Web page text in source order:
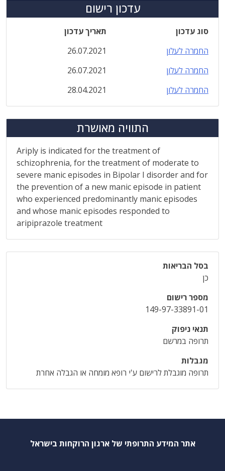
עדכון רישום
סוג עדכון
תאריך עדכון
החמרה לעלון
26.07.2021
החמרה לעלון
26.07.2021
החמרה לעלון
28.04.2021
התוויה מאושרת
Ariply is indicated for the treatment of
schizophrenia, for the treatment of moderate to
severe manic episodes in Bipolar I disorder and for
the prevention of a new manic episode in patient
who experienced predominantly manic episodes
and whose manic episodes responded to
aripiprazole treatment
בסל הבריאות
כן
מספר רישום
149-97-33891-01
תנאי ניפוק
תרופה במרשם
מגבלות
תרופה מוגבלת לרישום ע'י רופא מומחה או הגבלה אחרת
אתר המידע התרופתי של ארגון הרוקחות בישראל